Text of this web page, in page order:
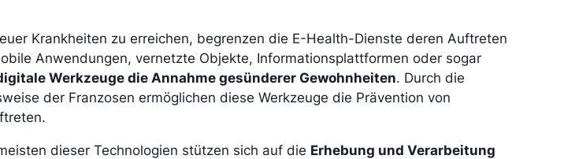
Krankheiten zu erreichen, begrenzen die E-Health-Dienste deren Auftreten
Anwendungen, vernetzte Objekte, Informationsplattformen oder sogar
Werkzeuge die Annahme gesünderer Gewohnheiten. Durch die
der Franzosen ermöglichen diese Werkzeuge die Prävention von
dieser Technologien stützen sich auf die Erhebung und Verarbeitung